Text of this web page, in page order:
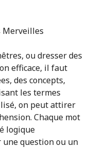
Merveilles
ou dresser des
efficace, il faut
des concepts,
les termes
on peut attirer
Chaque mot
logique
une question ou un